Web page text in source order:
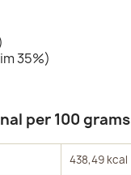
35%)
per 100 grams
438,49 kcal